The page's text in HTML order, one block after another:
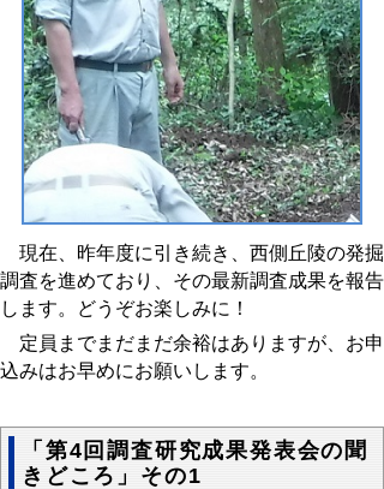
現在、昨年度に引き続き、西側丘陵の発掘
調査を進めており、その最新調査成果を報告
します。どうぞお楽しみに！
定員までまだまだ余裕はありますが、お申
込みはお早めにお願いします。
「第4回調査研究成果発表会の聞
きどころ」その1